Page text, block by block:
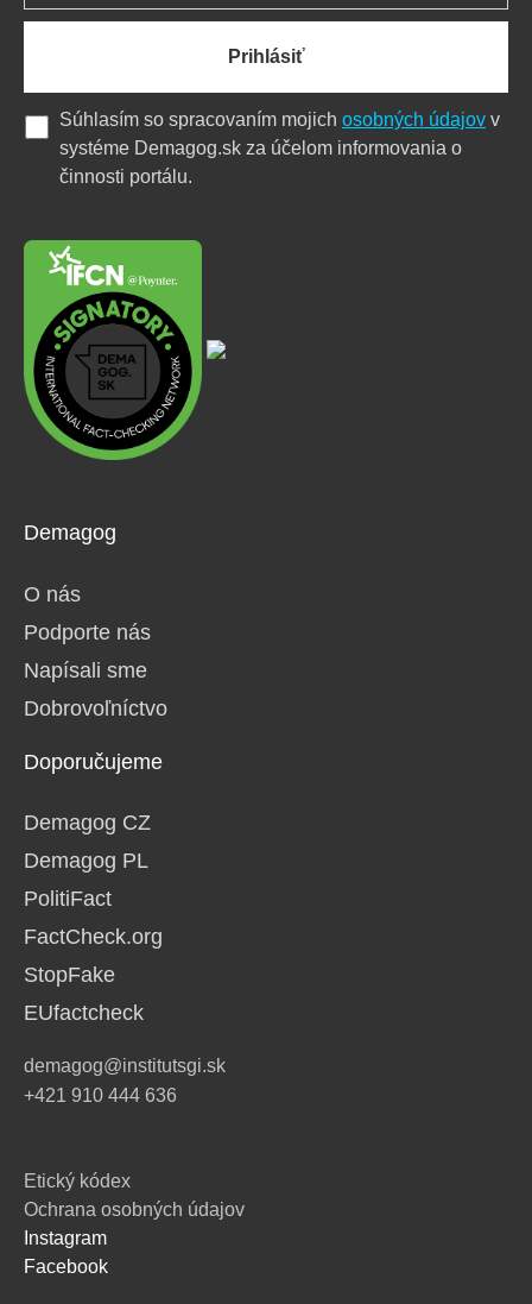
Demagog
O nás
Podporte nás
Napísali sme
Dobrovoľníctvo
Doporučujeme
Demagog CZ
Demagog PL
PolitiFact
FactCheck.org
StopFake
EUfactcheck
demagog@institutsgi.sk
+421 910 444 636
Prihlásiť
Súhlasím so spracovaním mojich osobných údajov v
systéme Demagog.sk za účelom informovania o
činnosti portálu.
Etický kódex
Ochrana osobných údajov
Instagram
Facebook